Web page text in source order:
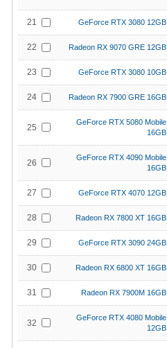
21 GeForce RTX 3080 12GB
22 Radeon RX 9070 GRE 12GB
23 GeForce RTX 3080 10GB
24 Radeon RX 7900 GRE 16GB
25
GeForce RTX 5080 Mobile
16GB
26
GeForce RTX 4090 Mobile
16GB
27 GeForce RTX 4070 12GB
28 Radeon RX 7800 XT 16GB
29 GeForce RTX 3090 24GB
30 Radeon RX 6800 XT 16GB
31 Radeon RX 7900M 16GB
32
GeForce RTX 4080 Mobile
12GB